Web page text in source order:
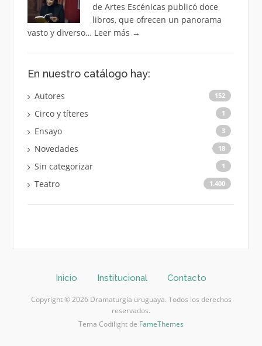
de Artes Escénicas publicó doce
libros, que ofrecen un panorama
vasto y diverso… Leer más →
En nuestro catálogo hay:
Autores 152
Circo y títeres 1
Ensayo 3
Novedades 18
Sin categorizar 1
Teatro 1.400
Inicio Institucional Contacto
Copyright © 2026 Dramaturgia uruguaya. Todos los derechos
reservados.
Tema Codilight de FameThemes